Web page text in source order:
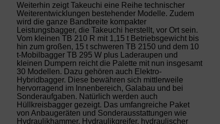
Weiterhin zeigt Takeuchi eine Reihe technischer
Weiterentwicklungen bestehender Modelle. Zudem
wird die ganze Bandbreite kompakter
Leistungsbagger, die Takeuchi herstellt, vor Ort sein.
Vom kleinen TB 210 R mit 1,15 t Betriebsgewicht bis
hin zum großen, 15 t schweren TB 2150 und dem 10
t-Mobilbagger TB 295 W plus Laderaupen und
kleinen Dumpern reicht die Palette mit nun insgesamt
30 Modellen. Dazu gehören auch Elektro-
Hybridbagger. Diese bewähren sich mittlerweile
hervorragend im Innenbereich, Galabau und bei
Sonderaufgaben. Natürlich werden auch
Hüllkreisbagger gezeigt. Das umfangreiche Paket
von Anbaugeräten und Sonderausstattungen wie
Hydraulikhammer, Hydraulikgreifer, hydraulischer